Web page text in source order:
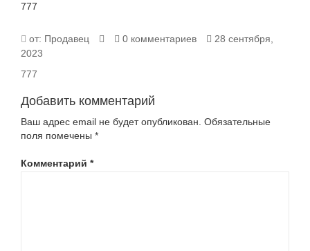
777
777
от: Продавец 0 комментариев
28 сентября,
2023
777
Добавить комментарий
Ваш адрес email не будет опубликован. Обязательные
поля помечены *
Комментарий *